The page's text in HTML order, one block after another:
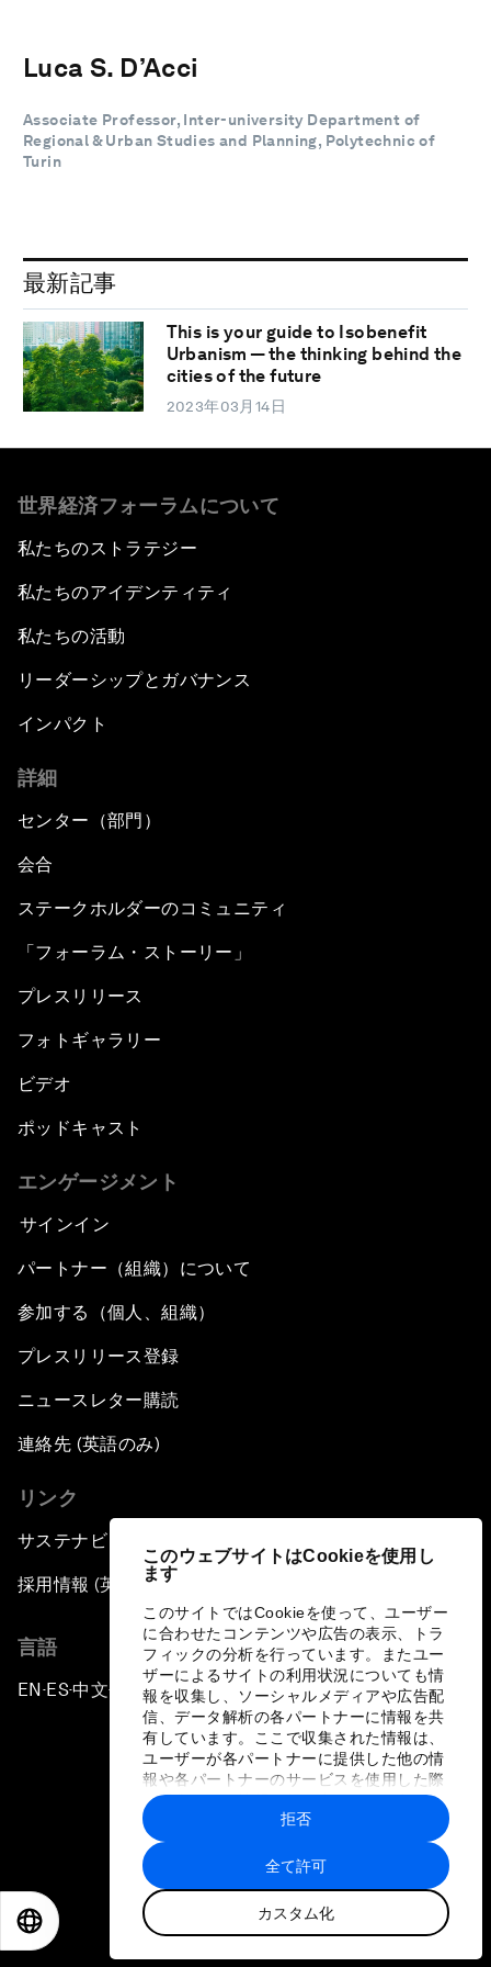
このウェブサイトはCookieを使用し
ます
このサイトではCookieを使って、ユーザー
に合わせたコンテンツや広告の表示、トラ
フィックの分析を行っています。またユー
ザーによるサイトの利用状況についても情
報を収集し、ソーシャルメディアや広告配
信、データ解析の各パートナーに情報を共
有しています。ここで収集された情報は、
ユーザーが各パートナーに提供した他の情
報や各パートナーのサービスを使用した際
に収集された情報と組み合わされ、各パー
トナーによって使用されることがありま
す。
全て許可
カスタム化
拒否
Luca S. D’Acci
Associate Professor, Inter-university Department of
Regional & Urban Studies and Planning, Polytechnic of
Turin
最新記事
This is your guide to Isobenefit
Urbanism — the thinking behind the
cities of the future
2023年03月14日
世界経済フォーラムについて
私たちのストラテジー
私たちのアイデンティティ
私たちの活動
リーダーシップとガバナンス
インパクト
詳細
センター（部門）
会合
ステークホルダーのコミュニティ
「フォーラム・ストーリー」
プレスリリース
フォトギャラリー
ビデオ
ポッドキャスト
エンゲージメント
サインイン
パートナー（組織）について
参加する（個人、組織）
プレスリリース登録
ニュースレター購読
連絡先 (英語のみ)
リンク
サステナビリティへの取り組み
採用情報 (英語のみ)
言語
EN ▪ ES▪中文▪ 日本語
プライバシーポリシーと利用規約
サイトマップ
©
世界経済フォーラム